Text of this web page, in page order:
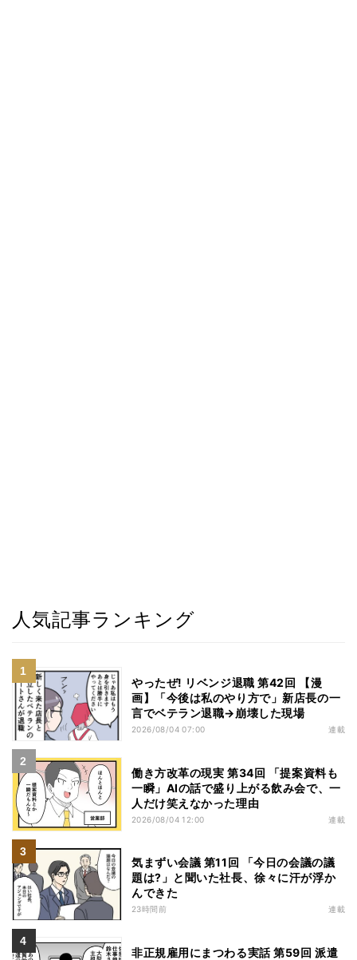
人気記事ランキング
やったぜ! リベンジ退職 第42回 【漫
画】「今後は私のやり方で」新店長の一
言でベテラン退職→崩壊した現場
2026/08/04 07:00 連載
働き方改革の現実 第34回 「提案資料も
一瞬」AIの話で盛り上がる飲み会で、一
人だけ笑えなかった理由
2026/08/04 12:00 連載
気まずい会議 第11回 「今日の会議の議
題は?」と聞いた社長、徐々に汗が浮か
んできた
23時間前 連載
非正規雇用にまつわる実話 第59回 派遣